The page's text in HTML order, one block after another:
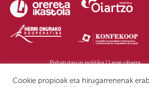
Pribatutasun politika | Lege oharra
Cookie propioak eta hirugarrenenak